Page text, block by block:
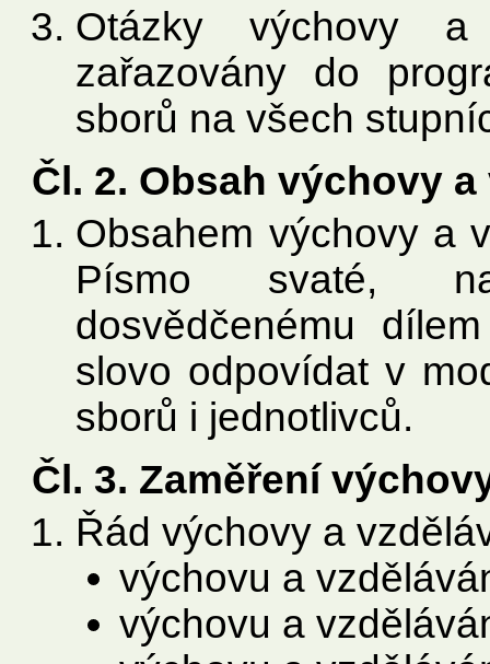
Otázky výchovy
zařazovány do
sborů na všech
Čl. 2. Obsah výchovy
Obsahem výchovy a
Písmo svaté,
dosvědčenému
slovo odpovídat v
sborů i jednotlivců.
Čl. 3. Zaměření
Řád výchovy a
výchovu a
výchovu a